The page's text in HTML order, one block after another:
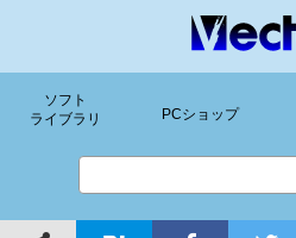
ソフト
ライブラリ
PCショップ